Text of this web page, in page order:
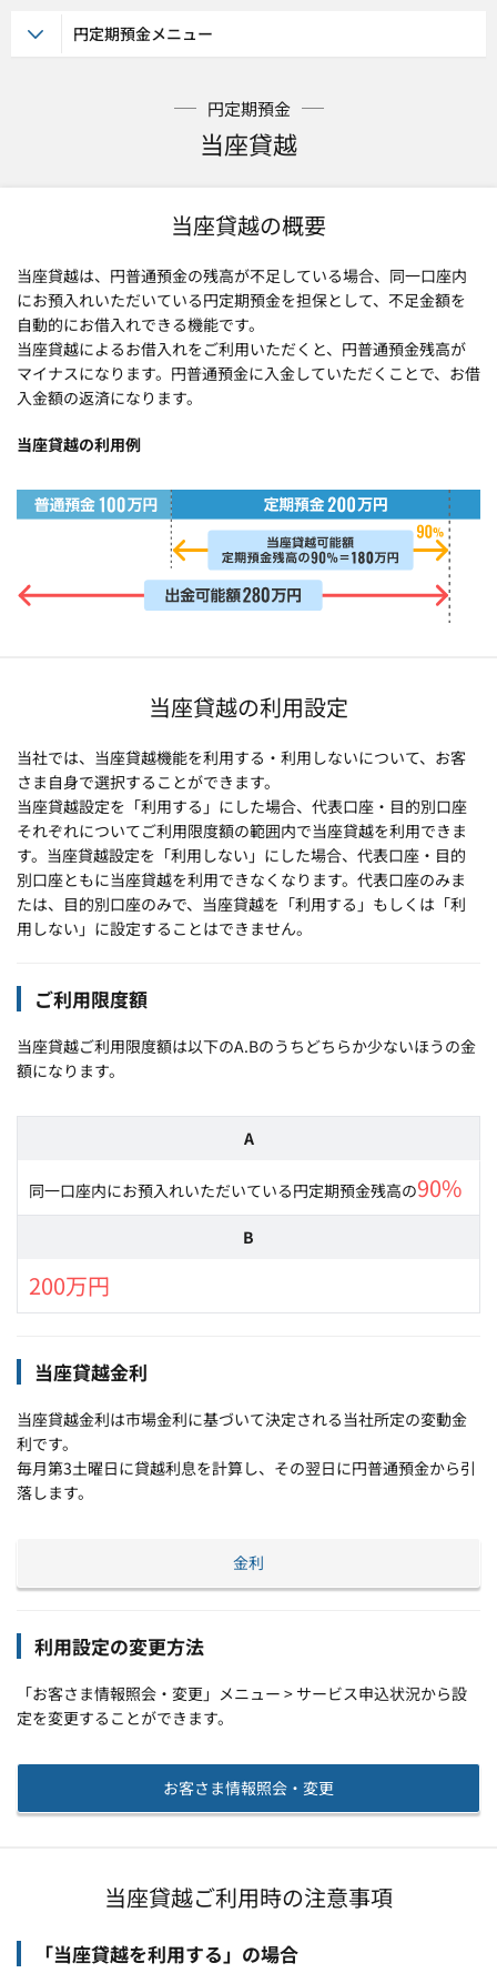
円定期預金
当座貸越
当座貸越の概要
当座貸越は、円普通預金の残高が不足している場合、同一口座内
にお預入れいただいている円定期預金を担保として、不足金額を
自動的にお借入れできる機能です。
当座貸越によるお借入れをご利用いただくと、円普通預金残高が
マイナスになります。円普通預金に入金していただくことで、お借
入金額の返済になります。
当座貸越の利用例
当座貸越の利用設定
当社では、当座貸越機能を利用する・利用しないについて、お客
さま自身で選択することができます。
当座貸越設定を「利用する」にした場合、代表口座・目的別口座
それぞれについてご利用限度額の範囲内で当座貸越を利用できま
す。当座貸越設定を「利用しない」にした場合、代表口座・目的
別口座ともに当座貸越を利用できなくなります。代表口座のみま
たは、目的別口座のみで、当座貸越を「利用する」もしくは「利
用しない」に設定することはできません。
ご利用限度額
当座貸越ご利用限度額は以下のA.Bのうちどちらか少ないほうの金
額になります。
A
同一口座内にお預入れいただいている円定期預金残高の90%
B
200万円
当座貸越金利
当座貸越金利は市場金利に基づいて決定される当社所定の変動金
利です。
毎月第3土曜日に貸越利息を計算し、その翌日に円普通預金から引
落します。
金利
利用設定の変更方法
「お客さま情報照会・変更」メニュー > サービス申込状況から設
定を変更することができます。
お客さま情報照会・変更
当座貸越ご利用時の注意事項
「当座貸越を利用する」の場合
円定期預金メニュー